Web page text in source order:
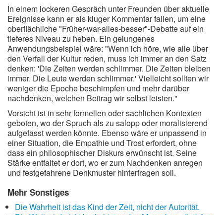
In einem lockeren Gespräch unter Freunden über aktuelle
Ereignisse kann er als kluger Kommentar fallen, um eine
oberflächliche "Früher-war-alles-besser"-Debatte auf ein
tieferes Niveau zu heben. Ein gelungenes
Anwendungsbeispiel wäre: "Wenn ich höre, wie alle über
den Verfall der Kultur reden, muss ich immer an den Satz
denken: 'Die Zeiten werden schlimmer. Die Zeiten bleiben
immer. Die Leute werden schlimmer.' Vielleicht sollten wir
weniger die Epoche beschimpfen und mehr darüber
nachdenken, welchen Beitrag wir selbst leisten."
Vorsicht ist in sehr formellen oder sachlichen Kontexten
geboten, wo der Spruch als zu salopp oder moralisierend
aufgefasst werden könnte. Ebenso wäre er unpassend in
einer Situation, die Empathie und Trost erfordert, ohne
dass ein philosophischer Diskurs erwünscht ist. Seine
Stärke entfaltet er dort, wo er zum Nachdenken anregen
und festgefahrene Denkmuster hinterfragen soll.
Mehr Sonstiges
Die Wahrheit ist das Kind der Zeit, nicht der Autorität.